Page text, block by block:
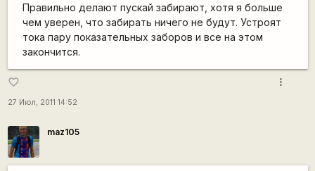
Правильно делают пускай забирают, хотя я больше
чем уверен, что забирать ничего не будут. Устроят
тока пару показательных заборов и все на этом
закончится.
favorite_border
27 Июл, 2011 14:52
more_vert
maz105